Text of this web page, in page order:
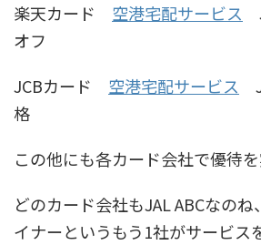
楽天カード 空港宅配サービス
オフ
JCBカード 空港宅配サービス
格
この他にも各カード会社で優待
どのカード会社もJAL ABCなの
イナーというもう1社がサービス